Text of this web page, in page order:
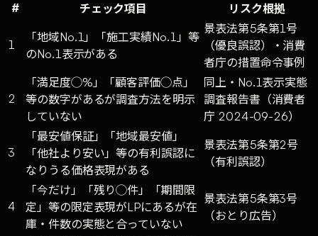
# チェック項目 リスク根拠
1
「地域No.1」「施工実績No.1」等
のNo.1表示がある
景表法第5条第1号
（優良誤認）・消費
者庁の措置命令事例
2
「満足度◯%」「顧客評価◯点」
等の数字があるが調査方法を明示
していない
同上・No.1表示実態
調査報告書（消費者
庁 2024-09-26）
3
「最安値保証」「地域最安値」
「他社より安い」等の有利誤認に
なりうる価格表現がある
景表法第5条第2号
（有利誤認）
4
「今だけ」「残り◯件」「期間限
定」等の限定表現がLPにあるが在
庫・件数の実態と合っていない
景表法第5条第3号
（おとり広告）